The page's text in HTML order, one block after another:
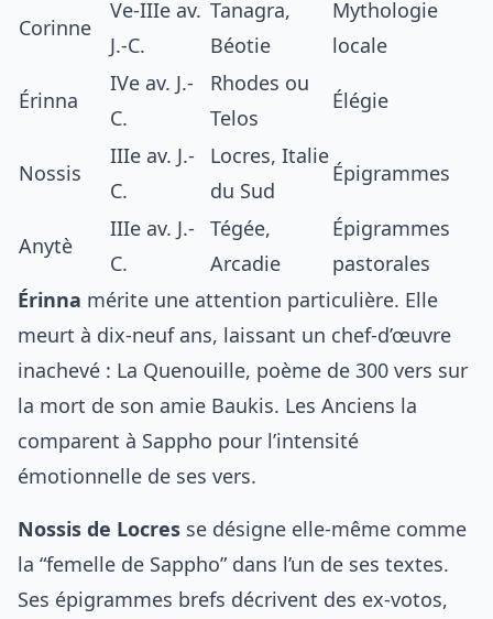
Corinne
Ve-IIIe av.
J.-C.
Tanagra,
Béotie
Mythologie
locale
Érinna
IVe av. J.-
C.
Rhodes ou
Telos
Élégie
Nossis
IIIe av. J.-
C.
Locres, Italie
du Sud
Épigrammes
Anytè
IIIe av. J.-
C.
Tégée,
Arcadie
Épigrammes
pastorales
Érinna mérite une attention particulière. Elle
meurt à dix-neuf ans, laissant un chef-d’œuvre
inachevé : La Quenouille, poème de 300 vers sur
la mort de son amie Baukis. Les Anciens la
comparent à Sappho pour l’intensité
émotionnelle de ses vers.
Nossis de Locres se désigne elle-même comme
la “femelle de Sappho” dans l’un de ses textes.
Ses épigrammes brefs décrivent des ex-votos,